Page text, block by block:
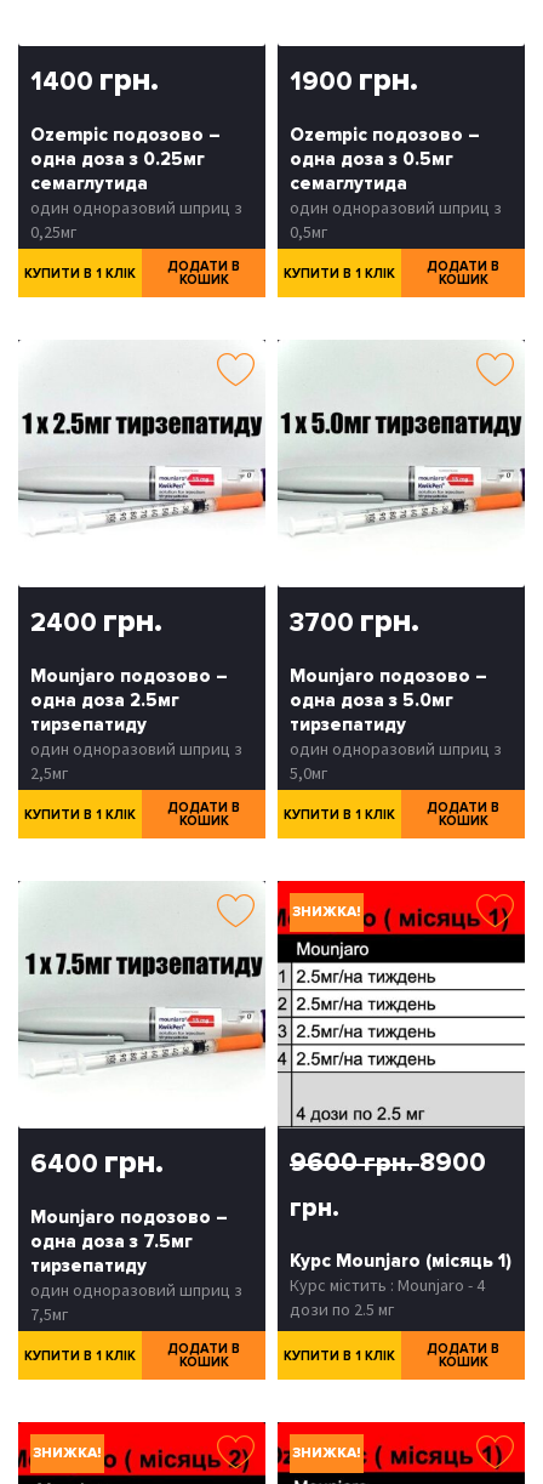
1400 грн.
Ozempic подозово –
одна доза з 0.25мг
семаглутида
один одноразовий шприц з
0,25мг
КУПИТИ В 1 КЛІК
ДОДАТИ В
КОШИК
1900 грн.
Ozempic подозово –
одна доза з 0.5мг
семаглутида
один одноразовий шприц з
0,5мг
КУПИТИ В 1 КЛІК
ДОДАТИ В
КОШИК
2400 грн.
Mounjaro подозово –
одна доза 2.5мг
тирзепатиду
один одноразовий шприц з
2,5мг
КУПИТИ В 1 КЛІК
ДОДАТИ В
КОШИК
3700 грн.
Mounjaro подозово –
одна доза з 5.0мг
тирзепатиду
один одноразовий шприц з
5,0мг
КУПИТИ В 1 КЛІК
ДОДАТИ В
КОШИК
6400 грн.
Mounjaro подозово –
одна доза з 7.5мг
тирзепатиду
один одноразовий шприц з
7,5мг
КУПИТИ В 1 КЛІК
ДОДАТИ В
КОШИК
9600 грн.8900
грн.
Курс Mounjaro (місяць 1)
Курс містить : Mounjaro - 4
дози по 2.5 мг
КУПИТИ В 1 КЛІК
ЗНИЖКА!
ДОДАТИ В
КОШИК
ЗНИЖКА! ЗНИЖКА!